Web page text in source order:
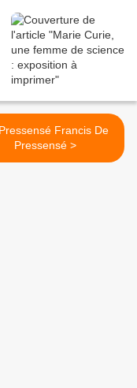
Francis De
Pressensé >